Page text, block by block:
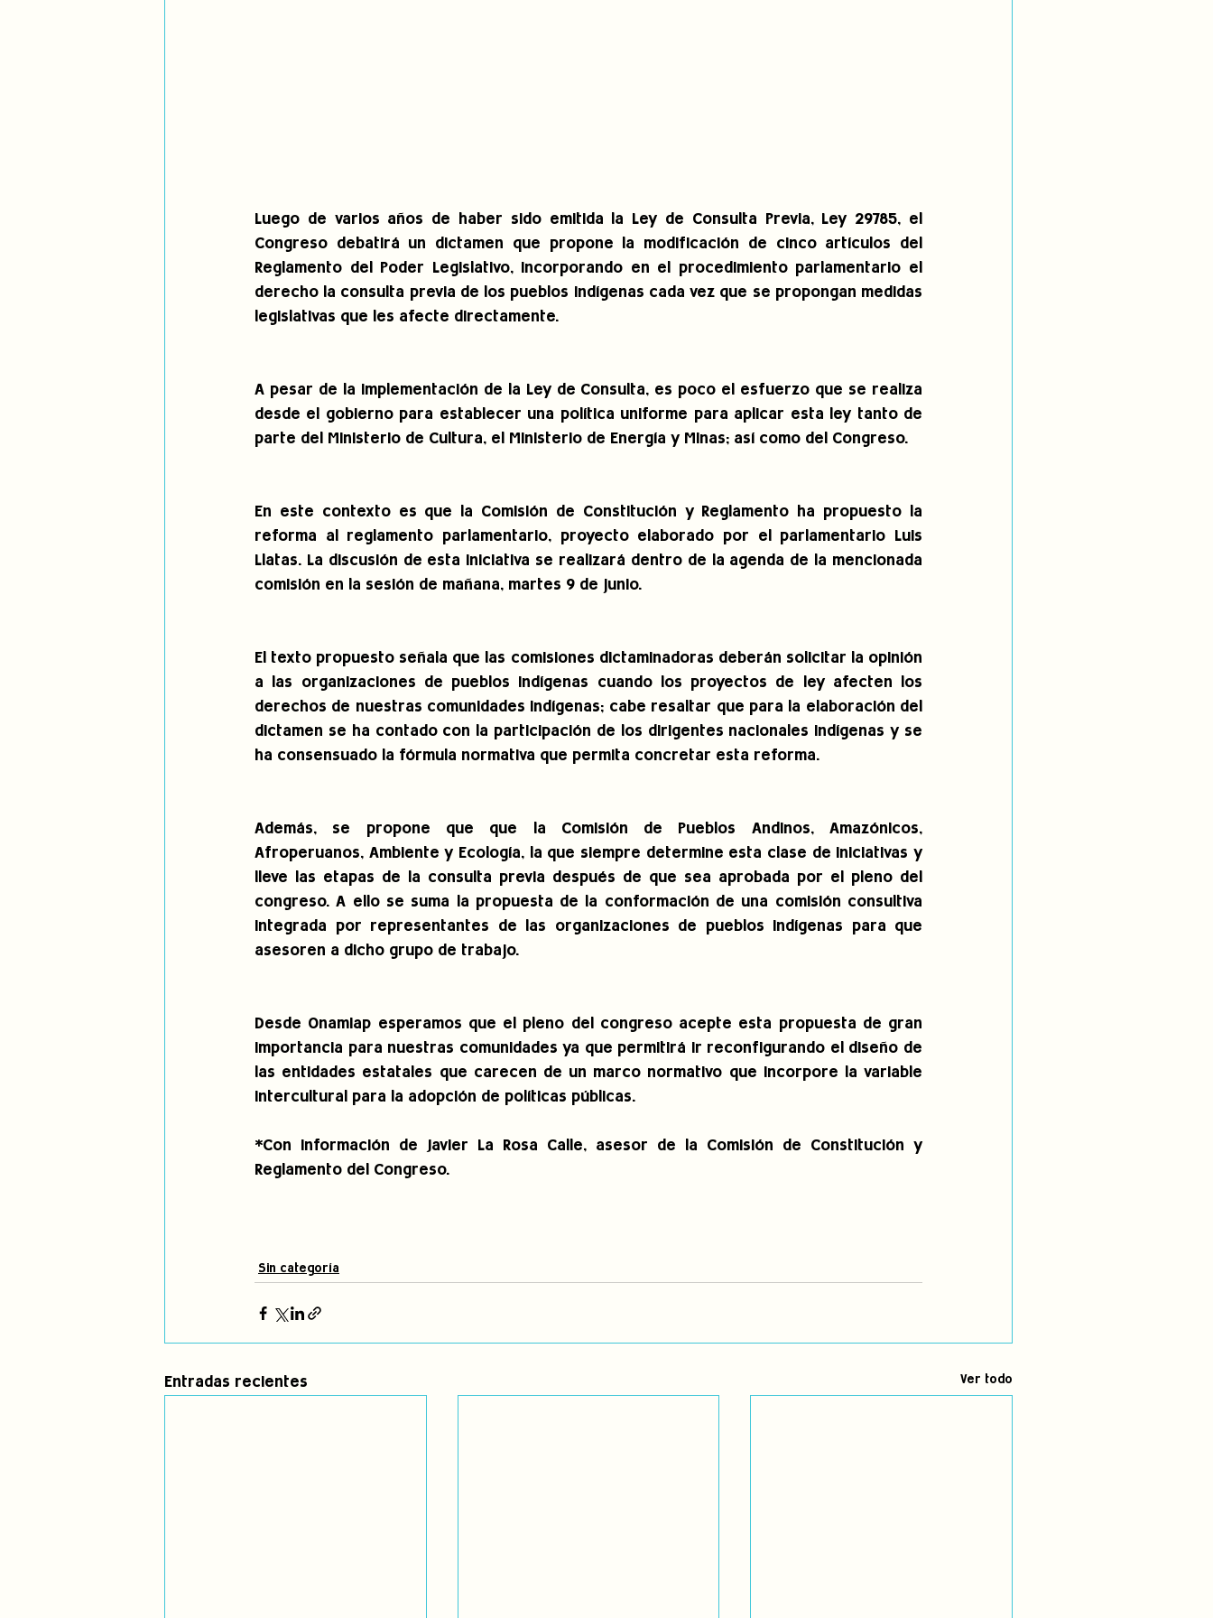
Luego de varios años de haber sido emitida la Ley de Consulta Previa, Ley 29785, el
Congreso debatirá un dictamen que propone la modificación de cinco artículos del
Reglamento del Poder Legislativo, incorporando en el procedimiento parlamentario el
derecho la consulta previa de los pueblos indígenas cada vez que se propongan medidas
legislativas que les afecte directamente.
A pesar de la implementación de la Ley de Consulta, es poco el esfuerzo que se realiza
desde el gobierno para establecer una política uniforme para aplicar esta ley tanto de
parte del Ministerio de Cultura, el Ministerio de Energía y Minas; así como del Congreso.
En este contexto es que la Comisión de Constitución y Reglamento ha propuesto la
reforma al reglamento parlamentario, proyecto elaborado por el parlamentario Luis
Llatas. La discusión de esta iniciativa se realizará dentro de la agenda de la mencionada
comisión en la sesión de mañana, martes 9 de junio.
El texto propuesto señala que las comisiones dictaminadoras deberán solicitar la opinión
a las organizaciones de pueblos indígenas cuando los proyectos de ley afecten los
derechos de nuestras comunidades indígenas; cabe resaltar que para la elaboración del
dictamen se ha contado con la participación de los dirigentes nacionales indígenas y se
ha consensuado la fórmula normativa que permita concretar esta reforma.
Además, se propone que que la Comisión de Pueblos Andinos, Amazónicos,
Afroperuanos, Ambiente y Ecología, la que siempre determine esta clase de iniciativas y
lleve las etapas de la consulta previa después de que sea aprobada por el pleno del
congreso. A ello se suma la propuesta de la conformación de una comisión consultiva
integrada por representantes de las organizaciones de pueblos indígenas para que
asesoren a dicho grupo de trabajo.
Desde Onamiap esperamos que el pleno del congreso acepte esta propuesta de gran
importancia para nuestras comunidades ya que permitirá ir reconfigurando el diseño de
las entidades estatales que carecen de un marco normativo que incorpore la variable
intercultural para la adopción de políticas públicas.
*Con información de Javier La Rosa Calle, asesor de la Comisión de Constitución y
Reglamento del Congreso.
Sin categoría
Entradas recientes Ver todo